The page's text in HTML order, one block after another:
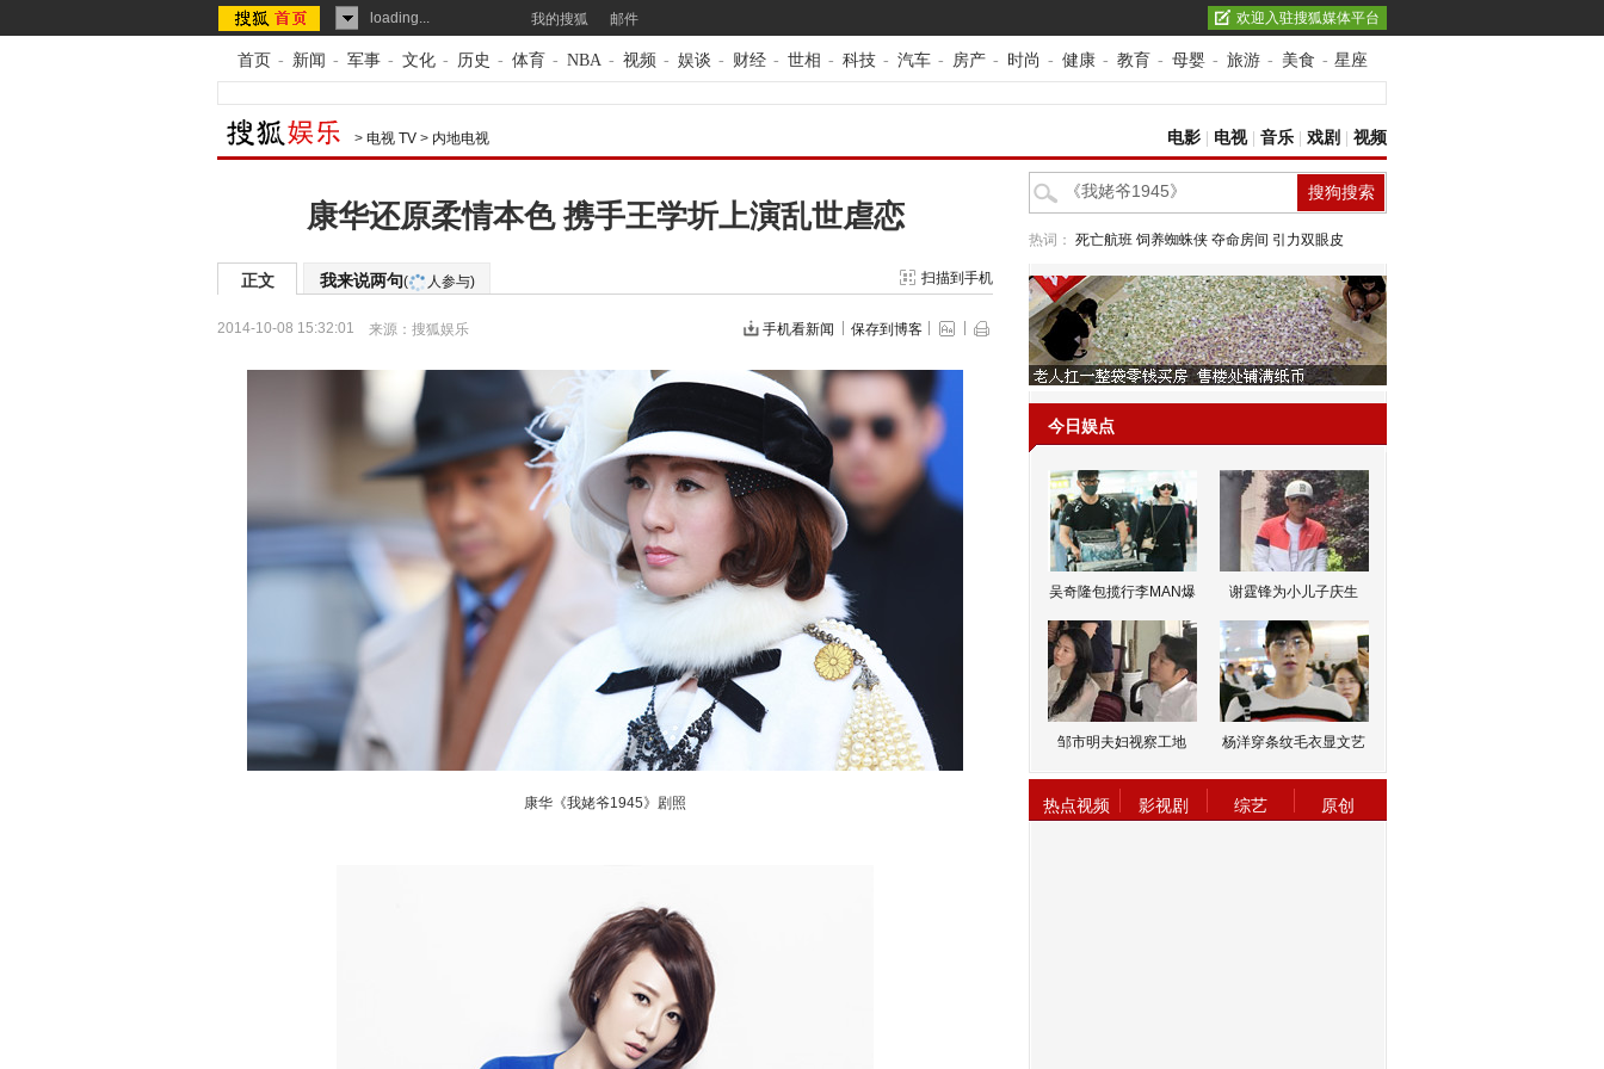
loading... 我的搜狐 邮件 欢迎入驻搜狐媒体平台
首页 - 新闻 - 军事 - 文化 - 历史 - 体育 - NBA - 视频 - 娱谈 - 财经 - 世相 - 科技 - 汽车 - 房产 - 时尚 - 健康 - 教育 - 母婴 - 旅游 - 美食 - 星座
> 电视 TV > 内地电视 电影 电视| 音乐 戏剧 视频
康华还原柔情本色 携手王学圻上演乱世虐恋
正文 我来说两句( 人参与) 扫描到手机
2014-10-08 15:32:01 来源： 搜狐娱乐 手机看新闻 保存到博客
康华《我姥爷1945》剧照
热词： 死亡航班 饲养蜘蛛侠 夺命房间 引力双眼皮
今日娱点
吴奇隆包揽行李MAN爆 谢霆锋为小儿子庆生
邹市明夫妇视察工地 杨洋穿条纹毛衣显文艺
热点视频 影视剧 综艺 原创